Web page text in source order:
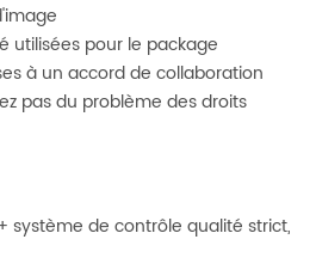
utilisées pour le package
à un accord de collaboration
pas du problème des droits
système de contrôle qualité strict,